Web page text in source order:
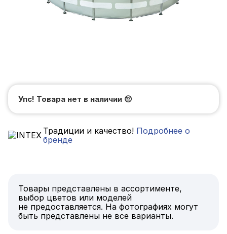
Упс! Товара нет в наличии 😔
Традиции и качество!Подробнее о
бренде
Товары представлены в ассортименте,
выбор цветов или моделей
не предоставляется. На фотографиях могут
быть представлены не все варианты.